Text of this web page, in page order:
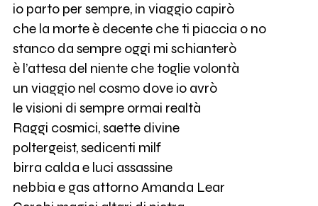
io parto per sempre, in viaggio capirò
che la morte è decente che ti piaccia o no
stanco da sempre oggi mi schianterò
è l’attesa del niente che toglie volontà
un viaggio nel cosmo dove io avrò
le visioni di sempre ormai realtà
Raggi cosmici, saette divine
poltergeist, sedicenti milf
birra calda e luci assassine
nebbia e gas attorno Amanda Lear